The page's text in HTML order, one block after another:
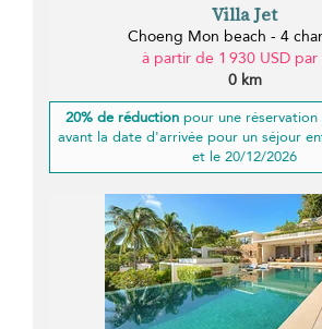
Villa Jet
Choeng Mon beach - 4
à partir de 1 930 USD
0 km
20% de réductionpour une réservation
avant la date d'arrivée pour un séjour
et le 20/12/2026